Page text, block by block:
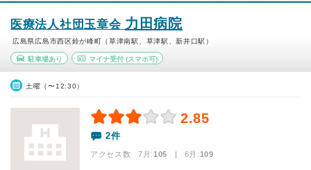
医療法人社団玉章会 力田病院
広島県広島市西区鈴が峰町（草津南駅、草津駅、新井口駅）
駐車場あり マイナ受付(スマホ可)
土曜（〜12:30）
2.85
2件
アクセス数 7月:105 | 6月:109